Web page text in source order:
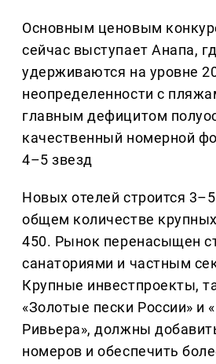
Основным ценовым
сейчас выступает Анапа,
удерживаются на уровне
неопределенности с
главным дефицитом
качественный номерной
4–5 звезд
Новых отелей строится
общем количестве
450. Рынок перенасыщен
санаториями и частным
Крупные инвестпроекты,
«Золотые пески России» и
Ривьера», должны
номеров и обеспечить